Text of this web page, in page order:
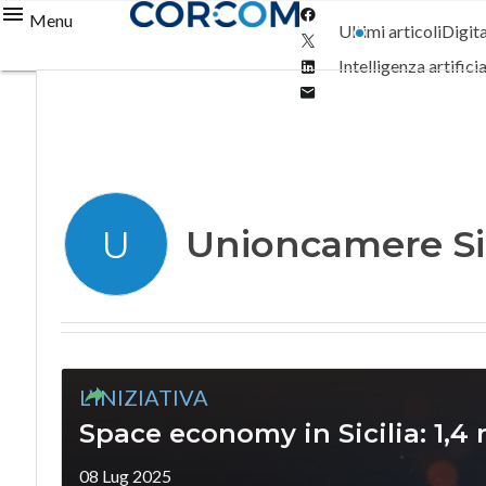
Menu
Twitter
Linkedin
Ultimi articoli
Intelligenza
U Unioncamere
L’INIZIATIVA
Space economy in Sicilia:
08 Lug 2025